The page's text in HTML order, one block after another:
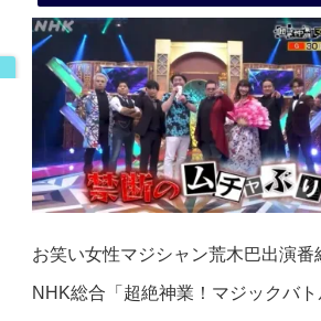
お笑い女性マジシャン荒木巴出演番
NHK総合「超絶神業！マジックバ